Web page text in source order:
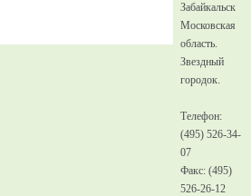
Забайкальск
Московская
область.
Звездный
городок.
Телефон:
(495) 526-34-
07
Факс: (495)
526-26-12